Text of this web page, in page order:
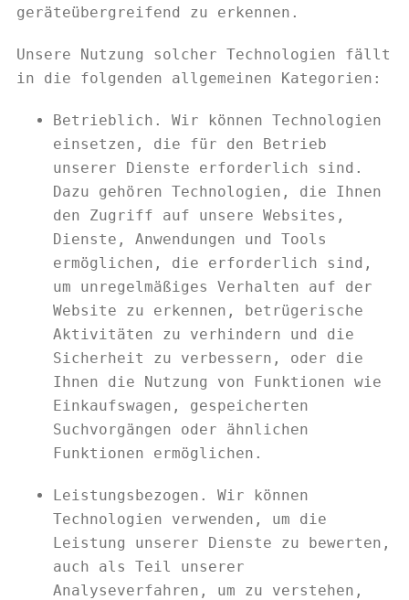
geräteübergreifend zu erkennen.
Unsere Nutzung solcher Technologien fällt
in die folgenden allgemeinen Kategorien:
Betrieblich. Wir können Technologien
einsetzen, die für den Betrieb
unserer Dienste erforderlich sind.
Dazu gehören Technologien, die Ihnen
den Zugriff auf unsere Websites,
Dienste, Anwendungen und Tools
ermöglichen, die erforderlich sind,
um unregelmäßiges Verhalten auf der
Website zu erkennen, betrügerische
Aktivitäten zu verhindern und die
Sicherheit zu verbessern, oder die
Ihnen die Nutzung von Funktionen wie
Einkaufswagen, gespeicherten
Suchvorgängen oder ähnlichen
Funktionen ermöglichen.
Leistungsbezogen. Wir können
Technologien verwenden, um die
Leistung unserer Dienste zu bewerten,
auch als Teil unserer
Analyseverfahren, um zu verstehen,